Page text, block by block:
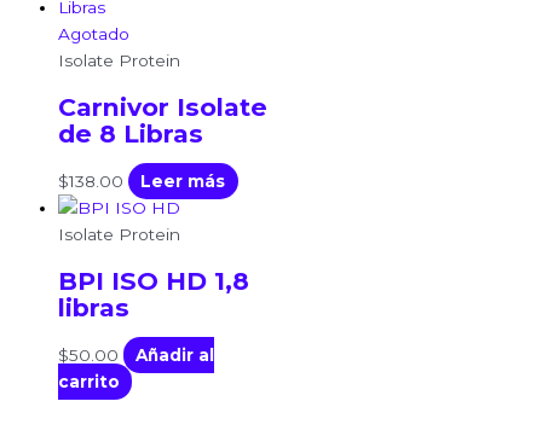
Agotado
Isolate Protein
Carnivor Isolate
de 8 Libras
$138.00 Leer más
Isolate Protein
BPI ISO HD 1,8
libras
$50.00
Añadir al
carrito